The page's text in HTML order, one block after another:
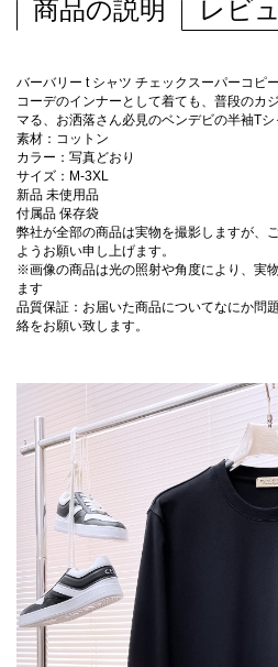
商品の説明 レビ
バーバリー t シャツ チェックスーパーコピ
コーデのインナーとして着ても、普段のカ
マる、お洒落さん必見のベンデビの半袖Tシ
素材：コットン
カラー：写真どおり
サイズ：M-3XL
新品 未使用品
付属品 保存袋
弊社が全部の商品は実物を撮影しますが、
ようお願い申し上げます。
※画像の商品は光の照射や角度により、実
ます
品質保証：お届いた商品についてなにか問
絡をお願い致します。